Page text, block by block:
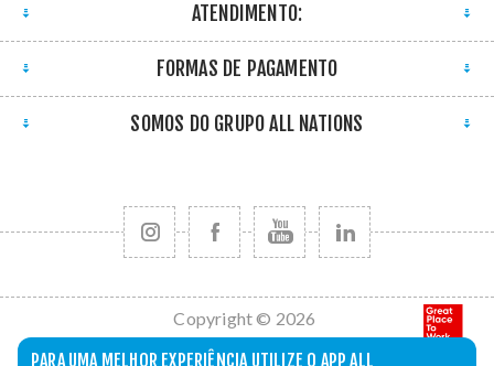
PARA UMA MELHOR EXPERIÊNCIA UTILIZE O APP ALL
ATENDIMENTO:
FORMAS DE PAGAMENTO
SOMOS DO GRUPO ALL NATIONS
Copyright © 2026
All Nations. Todos